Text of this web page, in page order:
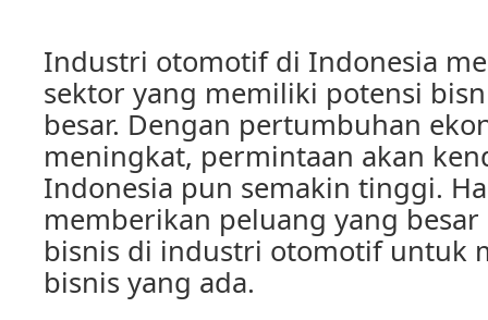
Industri otomotif di Indonesia
sektor yang memiliki potensi
besar. Dengan pertumbuhan
meningkat, permintaan akan
Indonesia pun semakin tinggi.
memberikan peluang yang
bisnis di industri otomotif untuk
bisnis yang ada.